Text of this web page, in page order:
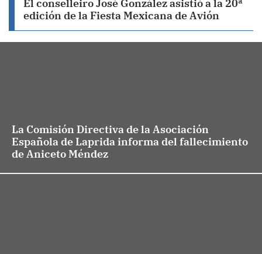
El conselleiro José González asistió a la 20ª
edición de la Fiesta Mexicana de Avión
La Comisión Directiva de la Asociación
Española de Laprida informa del fallecimiento
de Aniceto Méndez